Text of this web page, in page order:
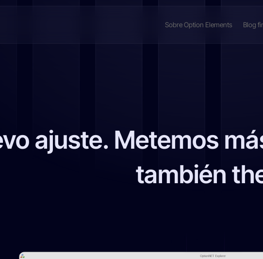
Sobre Option Elements Blog
ajuste. Metemos
también